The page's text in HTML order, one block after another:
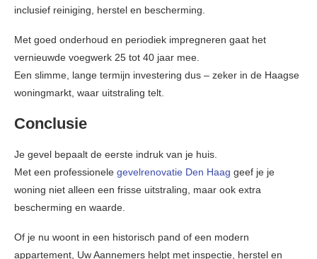
inclusief reiniging, herstel en bescherming.
Met goed onderhoud en periodiek impregneren gaat het
vernieuwde voegwerk 25 tot 40 jaar mee.
Een slimme, lange termijn investering dus – zeker in de Haagse
woningmarkt, waar uitstraling telt.
Conclusie
Je gevel bepaalt de eerste indruk van je huis.
Met een professionele gevelrenovatie Den Haag geef je je
woning niet alleen een frisse uitstraling, maar ook extra
bescherming en waarde.
Of je nu woont in een historisch pand of een modern
appartement, Uw Aannemers helpt met inspectie, herstel en